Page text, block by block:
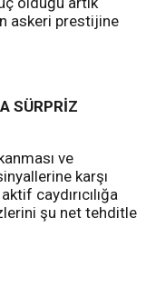
askeri prestijine
SÜRPRİZ
ve
karşı
caydırıcılığa
şu net tehditle